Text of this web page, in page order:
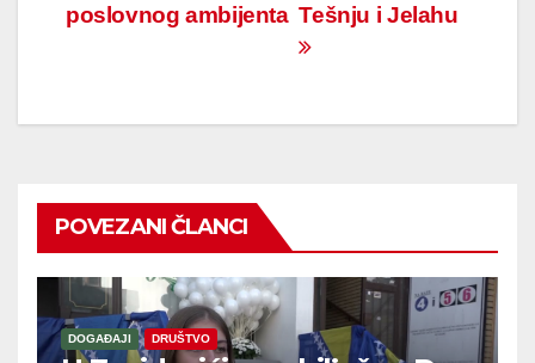
Tešnju i Jelahu
poslovnog ambijenta
POVEZANI ČLANCI
DOGAĐAJI DRUŠTVO